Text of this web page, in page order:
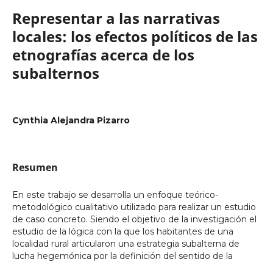
Representar a las narrativas
locales: los efectos políticos de las
etnografías acerca de los
subalternos
Cynthia Alejandra Pizarro
Resumen
En este trabajo se desarrolla un enfoque teórico-
metodológico cualitativo utilizado para realizar un estudio
de caso concreto. Siendo el objetivo de la investigación el
estudio de la lógica con la que los habitantes de una
localidad rural articularon una estrategia subalterna de
lucha hegemónica por la definición del sentido de la